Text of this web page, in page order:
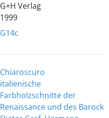
G+H Verlag
1999
G14c
Chiaroscuro
italienische
Farbholzschnitte der
Renaissance und des Barock